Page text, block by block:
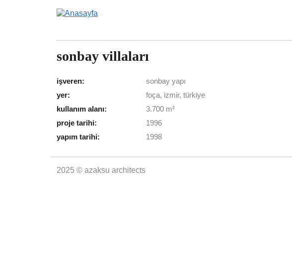
sonbay villaları
işveren:
sonbay yapı
yer:
foça, izmir, türkiye
kullanım alanı:
3.700 m²
proje tarihi:
1996
yapım tarihi:
1998
2025 © azaksu architects